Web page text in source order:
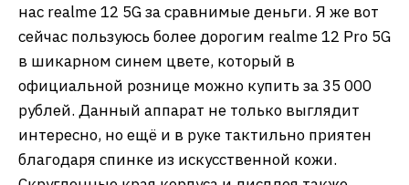
нас realme 12 5G за сравнимые деньги. Я же вот
сейчас пользуюсь более дорогим realme 12 Pro 5G
в шикарном синем цвете, который в
официальной рознице можно купить за 35 000
рублей. Данный аппарат не только выглядит
интересно, но ещё и в руке тактильно приятен
благодаря спинке из искусственной кожи.